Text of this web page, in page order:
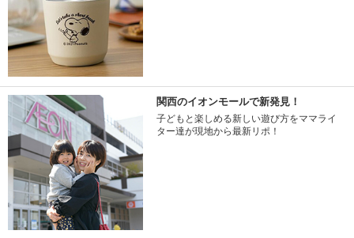
関西のイオンモールで新発見！
子どもと楽しめる新しい遊び方をママライ
ター達が現地から最新リポ！